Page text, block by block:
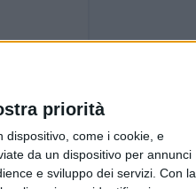
priorità
dispositivo, come i cookie, e
da un dispositivo per annunci
e sviluppo dei servizi. Con la
5
CANALES